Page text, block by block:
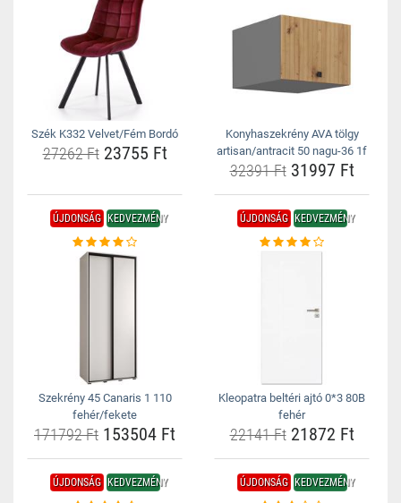
Szék K332 Velvet/Fém Bordó
27262 Ft23755 Ft
Konyhaszekrény AVA tölgy
artisan/antracit 50 nagu-36 1f
32391 Ft31997 Ft
ÚJDONSÁG KEDVEZMÉNY
Szekrény 45 Canaris 1 110
fehér/fekete
171792 Ft 153504 Ft
ÚJDONSÁG KEDVEZMÉNY
Kleopatra beltéri ajtó 0*3 80B
fehér
22141 Ft21872 Ft
ÚJDONSÁG KEDVEZMÉNY ÚJDONSÁG KEDVEZMÉNY